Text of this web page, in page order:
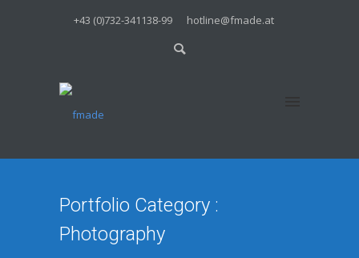
+43 (0)732-341138-99 hotline@fmade.at
Portfolio Category :
Photography